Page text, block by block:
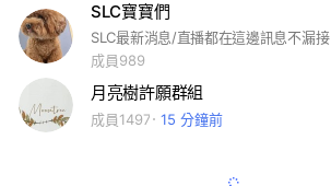
SLC寶寶們
SLC最新消息/直播都在這邊訊息不漏接
成員989
月亮樹許願群組
成員1497 15 分鐘前